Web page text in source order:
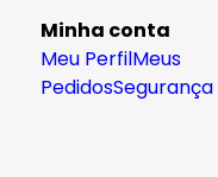
Minha conta
Meu PerfilMeus
PedidosSegurança